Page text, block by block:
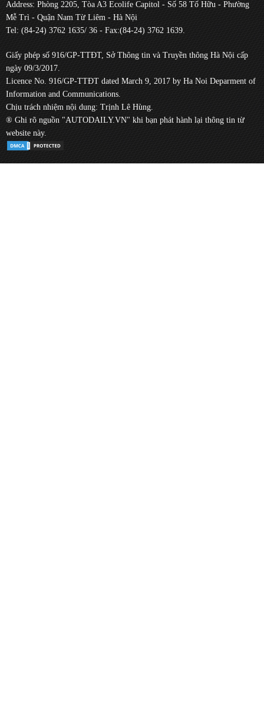
Address: Phòng 2205, Tòa A3 Ecolife Capitol - Số 58 Tố Hữu - Phường
Mễ Trì - Quận Nam Từ Liêm - Hà Nội
Tel: (84-24) 3762 1635/ 36 - Fax:(84-24) 3762 1639.
Giấy phép số 916/GP-TTĐT, Sở Thông tin và Truyền thông Hà Nội cấp
ngày 09/3/2017.
Licence No. 916/GP-TTĐT dated March 9, 2017 by Ha Noi Deparment of
Information and Communications.
Chịu trách nhiệm nội dung: Trịnh Lê Hùng.
® Ghi rõ nguồn "AUTODAILY.VN" khi bạn phát hành lại thông tin từ
website này.